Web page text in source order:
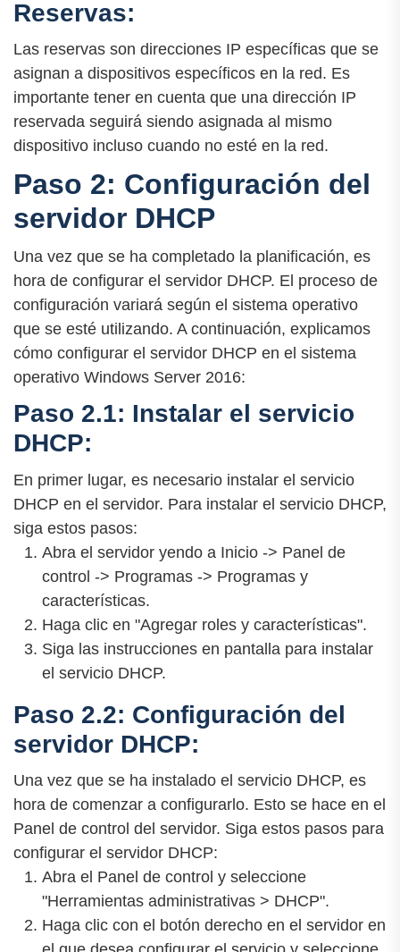
Reservas:
Las reservas son direcciones IP específicas que se
asignan a dispositivos específicos en la red. Es
importante tener en cuenta que una dirección IP
reservada seguirá siendo asignada al mismo
dispositivo incluso cuando no esté en la red.
Paso 2: Configuración del
servidor DHCP
Una vez que se ha completado la planificación, es
hora de configurar el servidor DHCP. El proceso de
configuración variará según el sistema operativo
que se esté utilizando. A continuación, explicamos
cómo configurar el servidor DHCP en el sistema
operativo Windows Server 2016:
Paso 2.1: Instalar el servicio
DHCP:
En primer lugar, es necesario instalar el servicio
DHCP en el servidor. Para instalar el servicio DHCP,
siga estos pasos:
Abra el servidor yendo a Inicio -> Panel de
control -> Programas -> Programas y
características.
Haga clic en "Agregar roles y características".
Siga las instrucciones en pantalla para instalar
el servicio DHCP.
Paso 2.2: Configuración del
servidor DHCP:
Una vez que se ha instalado el servicio DHCP, es
hora de comenzar a configurarlo. Esto se hace en el
Panel de control del servidor. Siga estos pasos para
configurar el servidor DHCP:
Abra el Panel de control y seleccione
"Herramientas administrativas > DHCP".
Haga clic con el botón derecho en el servidor en